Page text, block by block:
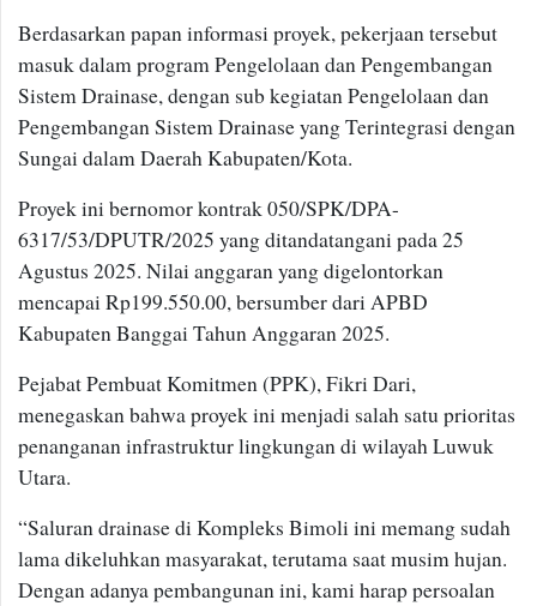
Berdasarkan papan informasi proyek, pekerjaan tersebut
masuk dalam program Pengelolaan dan Pengembangan
Sistem Drainase, dengan sub kegiatan Pengelolaan dan
Pengembangan Sistem Drainase yang Terintegrasi dengan
Sungai dalam Daerah Kabupaten/Kota.
Proyek ini bernomor kontrak 050/SPK/DPA-
6317/53/DPUTR/2025 yang ditandatangani pada 25
Agustus 2025. Nilai anggaran yang digelontorkan
mencapai Rp199.550.00, bersumber dari APBD
Kabupaten Banggai Tahun Anggaran 2025.
Pejabat Pembuat Komitmen (PPK), Fikri Dari,
menegaskan bahwa proyek ini menjadi salah satu prioritas
penanganan infrastruktur lingkungan di wilayah Luwuk
Utara.
“Saluran drainase di Kompleks Bimoli ini memang sudah
lama dikeluhkan masyarakat, terutama saat musim hujan.
Dengan adanya pembangunan ini, kami harap persoalan